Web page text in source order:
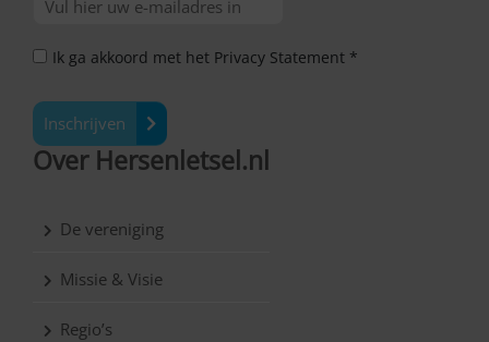
Ik ga akkoord met het Privacy Statement *
Inschrijven
Over Hersenletsel.nl
De vereniging
Missie & Visie
Regio’s